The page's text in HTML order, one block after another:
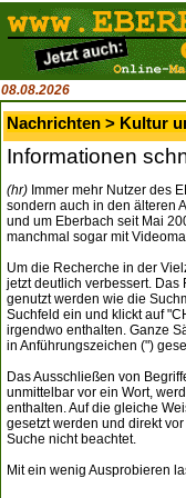
08.08.2026
Nachrichten > Kultur
Informationen
(hr) Immer mehr Nutzer des
sondern auch in den älteren
und um Eberbach seit Mai
manchmal sogar mit
Um die Recherche in der
jetzt deutlich verbessert. Das
genutzt werden wie die
Suchfeld ein und klickt auf
irgendwo enthalten. Ganze
in Anführungszeichen (")
Das Ausschließen von
unmittelbar vor ein Wort,
enthalten. Auf die gleiche
gesetzt werden und direkt
Suche nicht beachtet.
Mit ein wenig Ausprobieren